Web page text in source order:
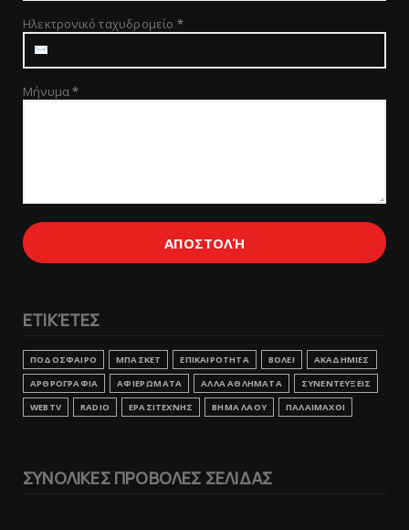
Ηλεκτρονικό ταχυδρομείο *
Μήνυμα*
ΕΤΙΚΈΤΕΣ
ΠΟΔΟΣΦΑΙΡΟ ΜΠΑΣΚΕΤ ΕΠΙΚΑΙΡΟΤΗΤΑ ΒΟΛΕΙ
ΑΚΑΔΗΜΙΕΣ
ΑΡΘΡΟΓΡΑΦΙΑ
ΑΦΙΕΡΩΜΑΤΑ ΑΛΛΑ ΑΘΛΗΜΑΤΑ
ΣΥΝΕΝΤΕΥΞΕΙΣ
WEBTV
RADIO ΕΡΑΣΙΤΕΧΝΗΣ ΒΗΜΑ ΛΑΟΥ ΠΑΛΑΙΜΑΧΟΙ
ΣΥΝΟΛΙΚΕΣ ΠΡΟΒΟΛΕΣ ΣΕΛΙΔΑΣ